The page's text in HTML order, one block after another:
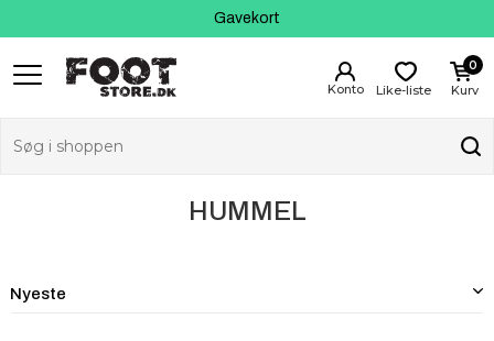
Gavekort
Fri fragt fra 399 kr
Kundeservice
Kurv
0
Like-liste
HUMMEL